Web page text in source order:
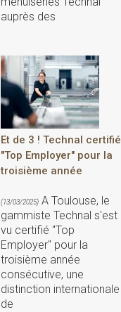
auprès des
Et de 3 ! Technal certifié
"Top Employer" pour la
troisième année
(13/03/2025) A Toulouse, le
gammiste Technal s'est
vu certifié "Top
Employer" pour la
troisième année
consécutive, une
distinction internationale
de